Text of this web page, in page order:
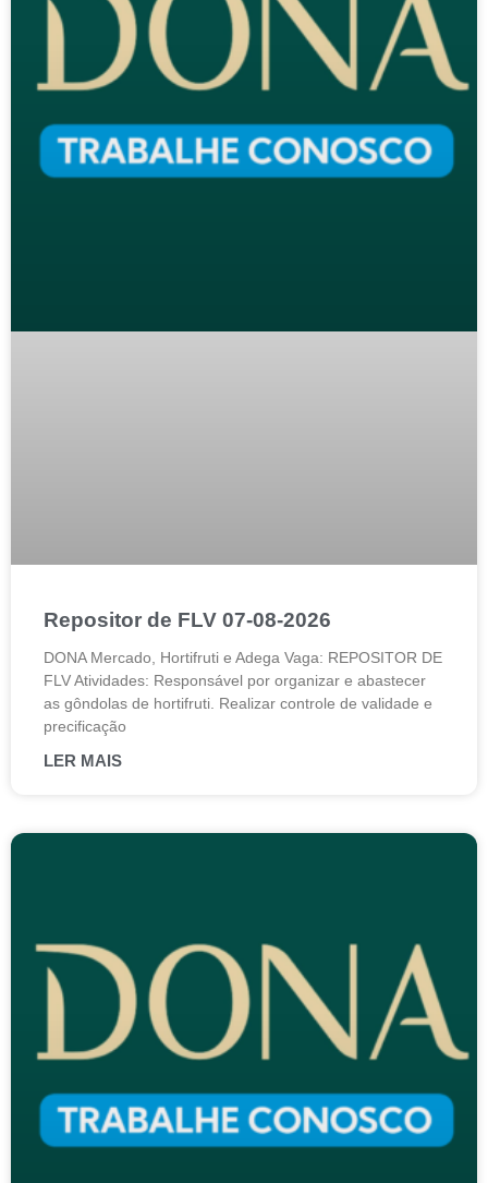
Repositor de FLV 07-08-2026
DONA Mercado, Hortifruti e Adega Vaga: REPOSITOR DE
FLV Atividades: Responsável por organizar e abastecer
as gôndolas de hortifruti. Realizar controle de validade e
precificação
LER MAIS